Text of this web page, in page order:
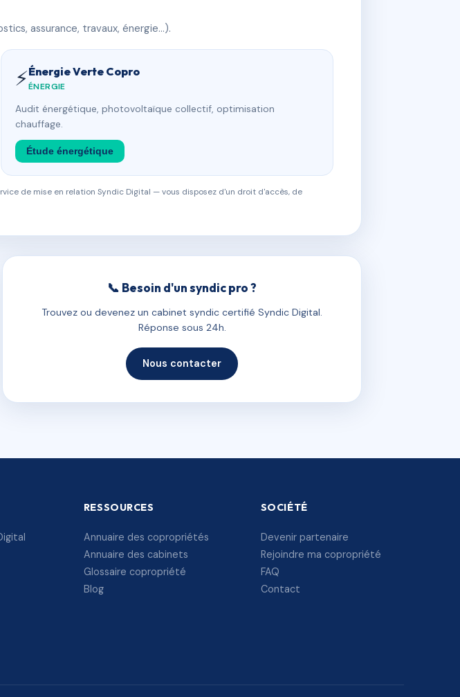
assurance, travaux, énergie…).
⚡Énergie Verte Copro
ÉNERGIE
Audit énergétique, photovoltaïque collectif, optimisation
chauffage.
Étude énergétique
de mise en relation Syndic Digital — vous disposez d'un droit d'accès, de
📞 Besoin d'un syndic pro ?
Trouvez ou devenez un cabinet syndic certifié Syndic Digital.
Réponse sous 24h.
Nous contacter
RESSOURCES
Annuaire des copropriétés
Annuaire des cabinets
Glossaire copropriété
Blog
SOCIÉTÉ
Devenir partenaire
Rejoindre ma copropriété
FAQ
Contact